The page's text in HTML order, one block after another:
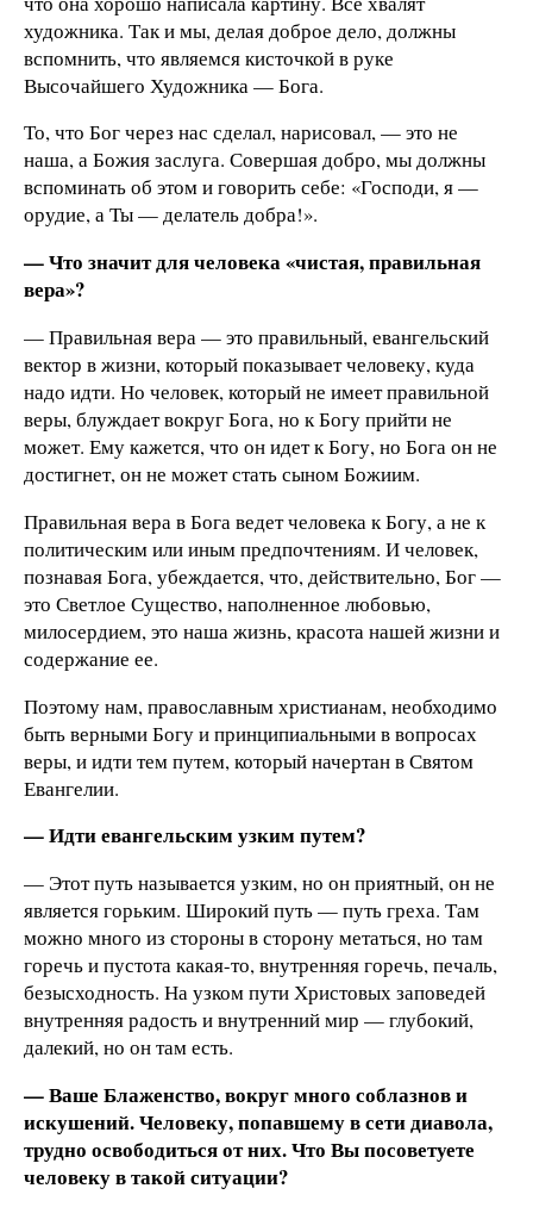
художника. Так и мы, делая доброе дело, должны
вспомнить, что являемся кисточкой в руке
Высочайшего Художника — Бога.
То, что Бог через нас сделал, нарисовал, — это не
наша, а Божия заслуга. Совершая добро, мы должны
вспоминать об этом и говорить себе: «Господи, я —
орудие, а Ты — делатель добра!».
— Что значит для человека «чистая, правильная
вера»?
— Правильная вера — это правильный, евангельский
вектор в жизни, который показывает человеку, куда
надо идти. Но человек, который не имеет правильной
веры, блуждает вокруг Бога, но к Богу прийти не
может. Ему кажется, что он идет к Богу, но Бога он не
достигнет, он не может стать сыном Божиим.
Правильная вера в Бога ведет человека к Богу, а не к
политическим или иным предпочтениям. И человек,
познавая Бога, убеждается, что, действительно, Бог —
это Светлое Существо, наполненное любовью,
милосердием, это наша жизнь, красота нашей жизни и
содержание ее.
Поэтому нам, православным христианам, необходимо
быть верными Богу и принципиальными в вопросах
веры, и идти тем путем, который начертан в Святом
Евангелии.
— Идти евангельским узким путем?
— Этот путь называется узким, но он приятный, он не
является горьким. Широкий путь — путь греха. Там
можно много из стороны в сторону метаться, но там
горечь и пустота какая-то, внутренняя горечь, печаль,
безысходность. На узком пути Христовых заповедей
внутренняя радость и внутренний мир — глубокий,
далекий, но он там есть.
— Ваше Блаженство, вокруг много соблазнов и
искушений. Человеку, попавшему в сети диавола,
трудно освободиться от них. Что Вы посоветуете
человеку в такой ситуации?